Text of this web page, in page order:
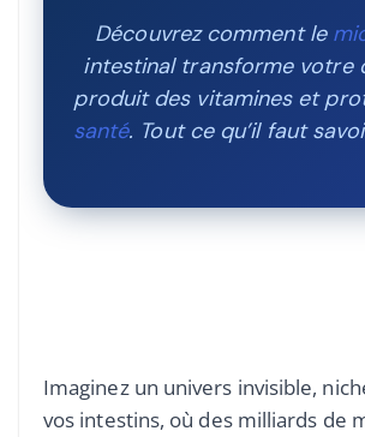
Découvrez comment le
intestinal transforme votre
produit des vitamines et
santé. Tout ce qu’il faut
Imaginez un univers invisible,
vos intestins, où des milliards de